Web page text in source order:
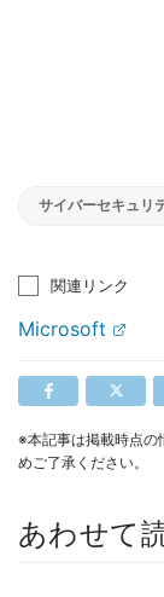
サイバーセキュリ
関連リンク
Microsoft
※本記事は掲載時点の
めご了承ください。
あわせて